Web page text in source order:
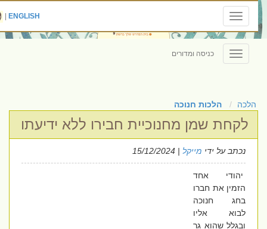
Toggle
navigation
ENGLISH
|
Toggle
navigation
כניסה ומדורים
הלכה הלכות חנוכה
לקחת שמן מחנוכיית חבירו ללא ידיעתו
נכתב על ידימייקל| 15/12/2024
יהודי אחד
הזמין את חברו
בחג חנוכה
לבוא אליו
ובגלל שהוא גר